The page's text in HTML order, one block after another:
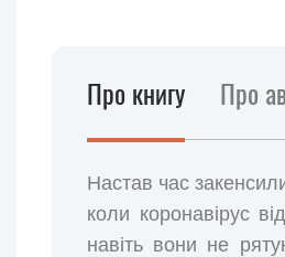
Про книгу Про
Настав час
коли коронавірус
навіть вони не